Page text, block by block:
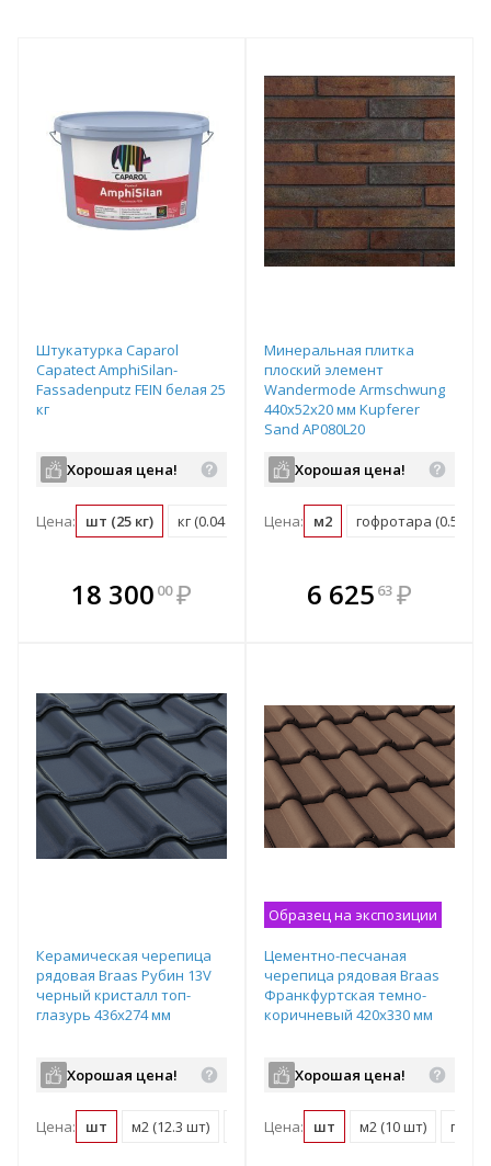
Штукатурка Caparol
Capatect AmphiSilan-
Fassadenputz FEIN белая 25
кг
Хорошая цена!
Цена: шт (25 кг) кг (0.04 шт) м2 (0.06 шт)
18 300 00 ₽
В комплекте
всегда выгоднее!
Минеральная плитка
плоский элемент
Wandermode Armschwung
440х52х20 мм Kupferer
Sand AP080L20
Хорошая цена!
Цена: м2 гофротара (0.55 м2)
В комплекте
всегда выгоднее!
6 625 63 ₽
Керамическая черепица
рядовая Braas Рубин 13V
черный кристалл топ-
глазурь 436х274 мм
Хорошая цена!
Цена: шт м2 (12.3 шт) поддон (288 шт)
Образец на экспозиции
Цементно-песчаная
черепица рядовая Braas
Франкфуртская темно-
коричневый 420х330 мм
Хорошая цена!
Цена: шт м2 (10 шт)